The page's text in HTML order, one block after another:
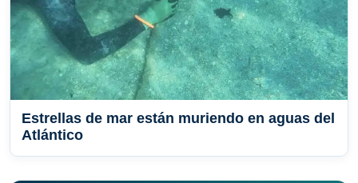
Estrellas de mar están muriendo en aguas del
Atlántico